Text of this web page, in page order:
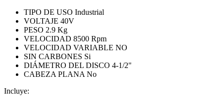
TIPO DE USO Industrial
VOLTAJE 40V
PESO 2.9 Kg
VELOCIDAD 8500 Rpm
VELOCIDAD VARIABLE NO
SIN CARBONES Si
DIÁMETRO DEL DISCO 4-1/2"
CABEZA PLANA No
Incluye: